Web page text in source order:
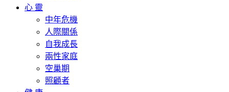
心 靈
中年危機
人際關係
自我成長
兩性家庭
空巢期
照顧者